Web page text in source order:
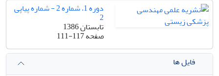
دوره 1، شماره 2 - شماره پیاپی
2
تابستان 1386
صفحه111-117
فایل ها